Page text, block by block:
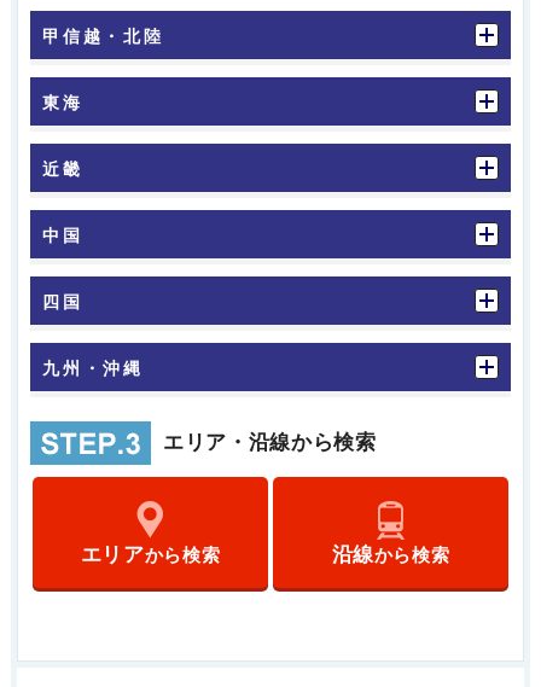
甲信越・北陸
東海
近畿
中国
四国
九州・沖縄
エリア・沿線から検索
エリアから検索 沿線から検索